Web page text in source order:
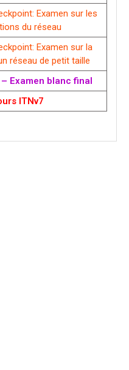
Examen sur les
du réseau
Examen sur la
réseau de petit taille
Examen blanc final
ITNv7